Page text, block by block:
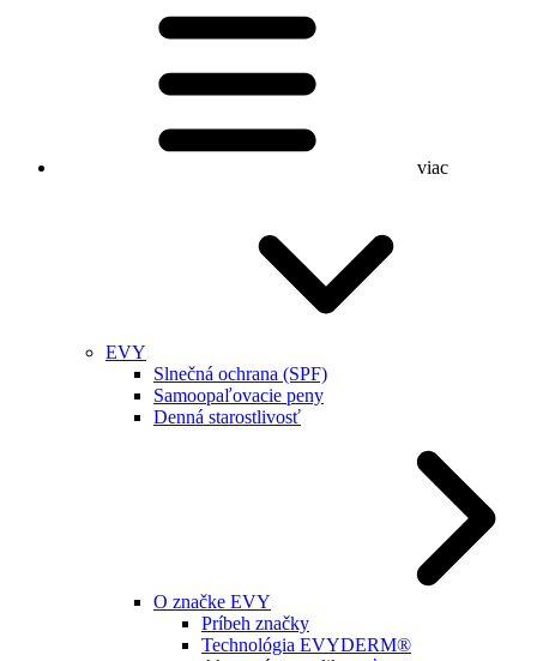
viac
EVY
Slnečná ochrana (SPF)
Samoopaľovacie peny
Denná starostlivosť
O značke EVY
Príbeh značky
Technológia EVYDERM®